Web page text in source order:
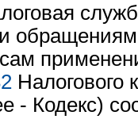
Налогового
- Кодекс)